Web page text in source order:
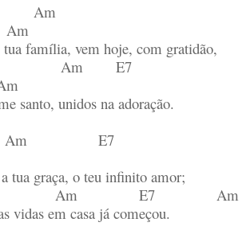
família, vem hoje, com gratidão,
E7
santo, unidos na adoração.
E7
graça, o teu infinito amor;
E7 Am
vidas em casa já começou.